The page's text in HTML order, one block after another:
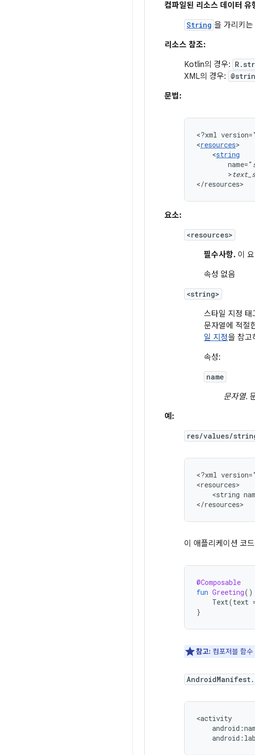
컴파일된 리소스 데이터 유
String 을 가리키
리소스 참조:
Kotlin의 경우:
XML의 경우:
문법:
<?xml
<resources
<string
name="
>
</resources>
요소:
<resources>
필수사항. 이
속성 없음
<string>
스타일 지정 태
문자열에 적절
일 지정을 참고
속성:
name
문자열.
예:
res/values/
<?xml
<string
</resources>
이 애플리케이션 코
@Composable
fun Greeting()
Text(text
}
참고: 컴포저블 함